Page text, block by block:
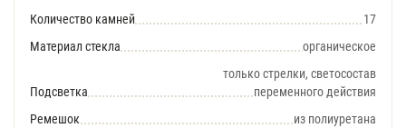
Количество камней
17
Материал стекла
органическое
Подсветка
только стрелки, светосостав
переменного действия
Ремешок
из полиуретана